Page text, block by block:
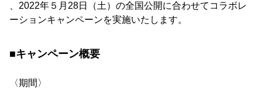
、2022年５月28日（土）の全国公開に合わせてコラボレ
ーションキャンペーンを実施いたします。
■キャンペーン概要
〈期間〉